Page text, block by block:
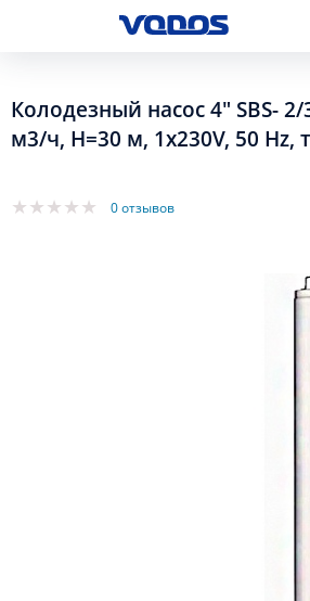
Колодезный насос 4" SBS- 2/
м3/ч, H=30 м, 1x230V, 50 Hz,
0 отзывов